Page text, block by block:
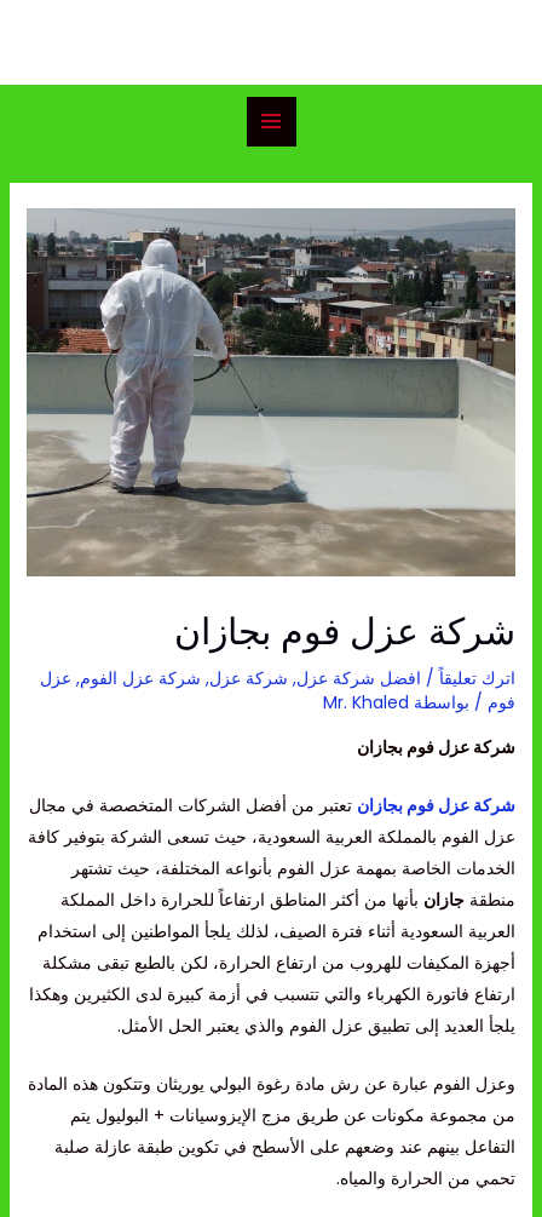
شركة عزل فوم بجازان
اترك تعليقاً / افضل شركة عزل, شركة عزل, شركة عزل الفوم, عزل
فوم / بواسطة Mr. Khaled
شركة عزل فوم بجازان
شركة عزل فوم بجازان تعتبر من أفضل الشركات المتخصصة في مجال
عزل الفوم بالمملكة العربية السعودية، حيث تسعى الشركة بتوفير كافة
الخدمات الخاصة بمهمة عزل الفوم بأنواعه المختلفة، حيث تشتهر
منطقة جازان بأنها من أكثر المناطق ارتفاعاً للحرارة داخل المملكة
العربية السعودية أثناء فترة الصيف، لذلك يلجأ المواطنين إلى استخدام
أجهزة المكيفات للهروب من ارتفاع الحرارة، لكن بالطبع تبقى مشكلة
ارتفاع فاتورة الكهرباء والتي تتسبب في أزمة كبيرة لدى الكثيرين وهكذا
يلجأ العديد إلى تطبيق عزل الفوم والذي يعتبر الحل الأمثل.
وعزل الفوم عبارة عن رش مادة رغوة البولي يوريثان وتتكون هذه المادة
من مجموعة مكونات عن طريق مزج الإيزوسيانات + البوليول يتم
التفاعل بينهم عند وضعهم على الأسطح في تكوين طبقة عازلة صلبة
تحمي من الحرارة والمياه.
navigation